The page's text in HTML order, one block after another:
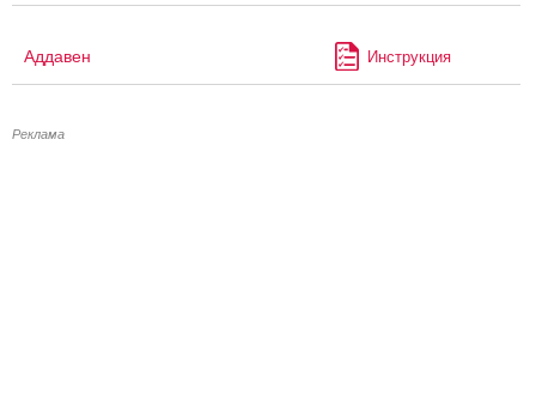
Аддавен Инструкция
Реклама